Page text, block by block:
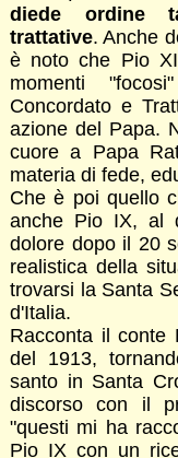
diede ordine
trattative. Anche
è noto che Pio
momenti
Concordato e
azione del Papa.
cuore a Papa
materia di fede,
Che è poi quello
anche Pio IX, al
dolore dopo il 20
realistica della
trovarsi la Santa
d'Italia.
Racconta il conte
del 1913,
santo in Santa
discorso con il
"questi mi ha
Pio IX con un